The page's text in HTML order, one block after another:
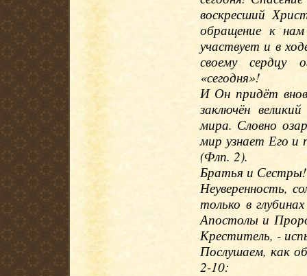
воскресший
обращение к
участвует и в
своему сердцу
«сегодня»!
И Он придёт
заключён
мира. Словно
мир узнает Его и
(Флп. 2).
Братья и Сестры!
Неуверенность,
только в
Апостолы и
Креститель, -
Послушаем, как
2-10: